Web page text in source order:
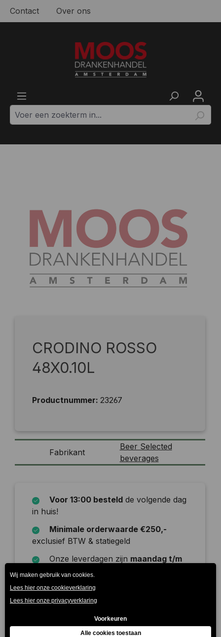
Ga naar de hoofdinhoud
Contact Over ons
CRODINO ROSSO
48X0.10L
Productnummer: 23267
Fabrikant
Beer Selected
beverages
Voor 13:00 besteld de volgende dag
in huis!
Minimale orderwaarde €250,-
exclusief BTW & statiegeld
Onze leverdagen zijn maandag t/m
zaterdag